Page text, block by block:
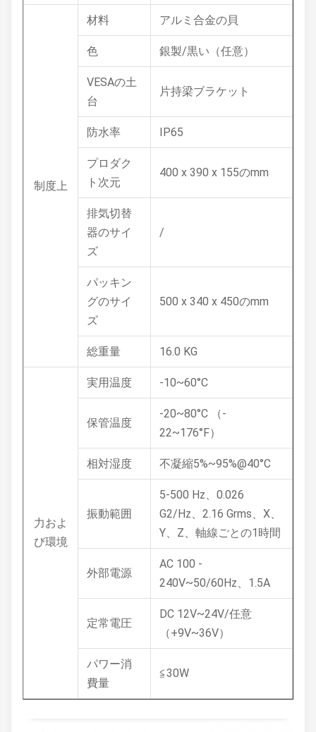
制度上
材料 アルミ合金の貝
色 銀製/黒い（任意）
VESAの土
台
片持梁ブラケット
防水率 IP65
プロダク
ト次元
400 x 390 x 155のmm
排気切替
器のサイ
ズ
/
パッキン
グのサイ
ズ
500 x 340 x 450のmm
総重量 16.0 KG
力およ
び環境
実用温度 -10~60°C
保管温度
-20~80°C （-
22~176°F）
相対湿度 不凝縮5%~95%@40°C
振動範囲
5-500 Hz、0.026
G2/Hz、2.16 Grms、X、
Y、Z、軸線ごとの1時間
外部電源
AC 100 -
240V~50/60Hz、1.5A
定常電圧
DC 12V~24V/任意
（+9V~36V）
パワー消
費量
≦30W